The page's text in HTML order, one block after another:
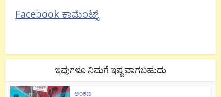
Facebook ಕಾಮೆಂಟ್ಸ್
ಇವುಗಳೂ ನಿಮಗೆ ಇಷ್ಟವಾಗಬಹುದು
ಅಂಕಣ